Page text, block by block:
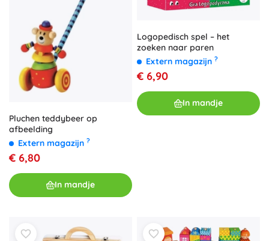
Pluchen teddybeer op
afbeelding
Extern magazijn ?
€ 6,80
In mandje
Logopedisch spel – het
zoeken naar paren
Extern magazijn ?
€ 6,90
In mandje